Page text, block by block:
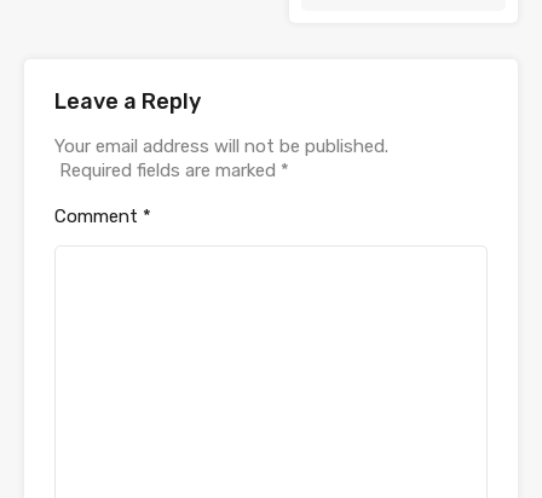
Leave a Reply
Your email address will not be published.
Required fields are marked *
Comment *